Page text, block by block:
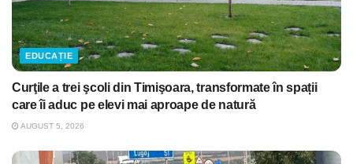
EDUCAȚIE
Curţile a trei şcoli din Timişoara, transformate în spații
care îi aduc pe elevi mai aproape de natură
AUGUST 5, 2026